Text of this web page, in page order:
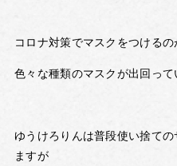
コロナ対策でマスクをつける
色々な種類のマスクが出回って
ゆうけろりんは普段使い捨て
ますが